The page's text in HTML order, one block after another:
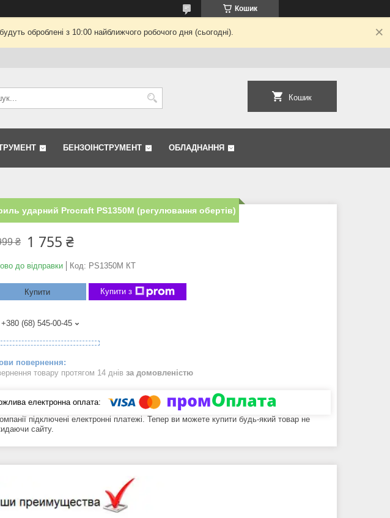
Кошик
оброблені з 10:00 найближчого робочого дня (сьогодні).
Кошик
БЕНЗОІНСТРУМЕНТ ОБЛАДНАННЯ
ударний Procraft PS1350M (регулювання обертів)
₴ 1 755 ₴
до відправки Код: PS1350M КТ
Купити Купити з
+380 (68) 545-00-45
товару протягом 14 днів за домовленістю
підключені електронні платежі. Тепер ви можете купити будь-який товар не
сайту.